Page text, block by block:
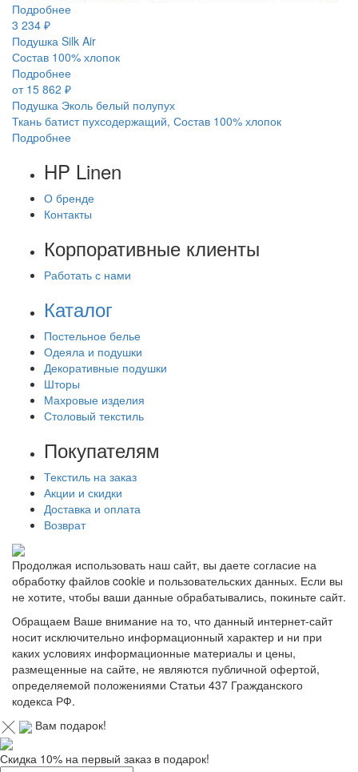
Подробнее
3 234 ₽
Подушка Silk Air
Состав 100% хлопок
Подробнее
от 15 862 ₽
Подушка Эколь белый полупух
Ткань батист пухсодержащий, Состав 100% хлопок
Подробнее
HP Linen
О бренде
Контакты
Корпоративные клиенты
Работать с нами
Каталог
Постельное белье
Одеяла и подушки
Декоративные подушки
Шторы
Махровые изделия
Столовый текстиль
Покупателям
Текстиль на заказ
Акции и скидки
Доставка и оплата
Возврат
Продолжая использовать наш сайт, вы даете согласие на
обработку файлов cookie и пользовательских данных. Если вы
не хотите, чтобы ваши данные обрабатывались, покиньте сайт.
Обращаем Ваше внимание на то, что данный интернет-сайт
носит исключительно информационный характер и ни при
каких условиях информационные материалы и цены,
размещенные на сайте, не являются публичной офертой,
определяемой положениями Статьи 437 Гражданского
кодекса РФ.
Вам подарок!
Скидка 10% на первый заказ в подарок!